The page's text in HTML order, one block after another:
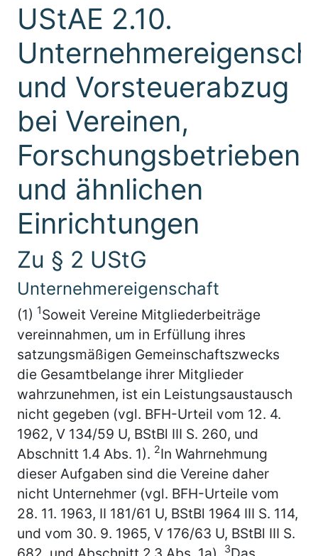
UStAE 2.10.
und Vorsteuerabzug
bei Vereinen,
Forschungsbetrieben
und ähnlichen
Einrichtungen
Zu § 2 UStG
Unternehmereigenschaft
(1) 1Soweit Vereine Mitgliederbeiträge
vereinnahmen, um in Erfüllung ihres
satzungsmäßigen Gemeinschaftszwecks
die Gesamtbelange ihrer Mitglieder
wahrzunehmen, ist ein Leistungsaustausch
nicht gegeben (vgl. BFH-Urteil vom 12. 4.
1962, V 134/59 U, BStBl III S. 260, und
Abschnitt 1.4 Abs. 1). 2In Wahrnehmung
dieser Aufgaben sind die Vereine daher
nicht Unternehmer (vgl. BFH-Urteile vom
28. 11. 1963, II 181/61 U, BStBl 1964 III S. 114,
und vom 30. 9. 1965, V 176/63 U, BStBl III S.
3